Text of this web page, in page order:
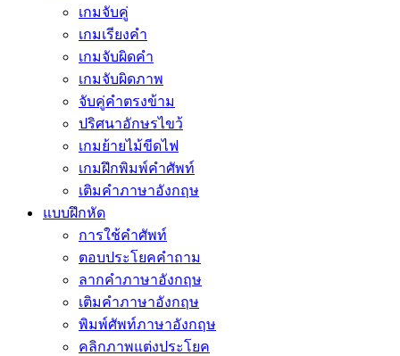
เกมจับคู่
เกมเรียงคำ
เกมจับผิดคำ
เกมจับผิดภาพ
จับคู่คำตรงข้าม
ปริศนาอักษรไขว้
เกมย้ายไม้ขีดไฟ
เกมฝึกพิมพ์คำศัพท์
เติมคำภาษาอังกฤษ
แบบฝึกหัด
การใช้คำศัพท์
ตอบประโยคคำถาม
ลากคำภาษาอังกฤษ
เติมคำภาษาอังกฤษ
พิมพ์ศัพท์ภาษาอังกฤษ
คลิกภาพแต่งประโยค